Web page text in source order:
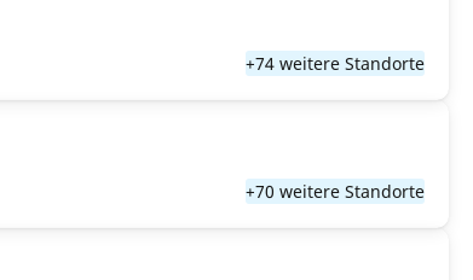
+74 weitere Standorte
+70 weitere Standorte